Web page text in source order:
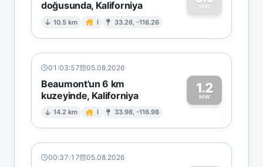
doğusunda, Kaliforniya
10.5 km I 33.26, -116.26
MW
0
01:03:57 05.08.2026
Beaumont'un 6 km
kuzeyinde, Kaliforniya
14.2 km I 33.98, -116.98
1.2
MW1
00:37:17 05.08.2026